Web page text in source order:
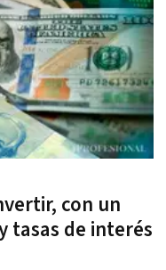
con un
tasas de interés